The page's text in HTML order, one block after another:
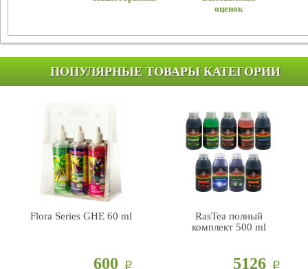
оценок
ПОПУЛЯРНЫЕ ТОВАРЫ КАТЕГОРИИ
Flora Series GHE 60 ml
600 Р
RasTea полный
комплект 500 ml
5126 Р